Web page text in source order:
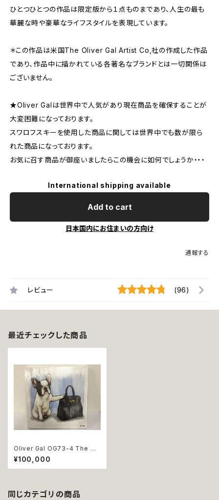
ひとつひとつの作品は限定版から１点ものまであり、人生の最も
華麗な時や豪華なライフスタイルを表現しています。
＊この作品は米国The Oliver Gal Artist Co,社の作成した作品
であり、作品中に描かれている各著名なブランドとは一切関係は
ございません。
★Oliver Galは世界中で人気があり現在商品を確保することが
大変困難になっております。
スワロフスキーを使用した商品に関しては世界中でも数が限ら
れた商品になっております。
お気に召す商品が御座いましたらこの機会に如何でしょうか・・・
International shipping available
Add to cart
日本国内にお住まいの方向け
通報する
レビュー (96)
最近チェックした商品
Oliver Gal OG73-4 The Cl
ear Choice フレブル 絵 アート
インテリア お祝い 贈り物 プレ
ゼント 結婚 新築 開店 周年 バ
¥100,000
同じカテゴリの商品